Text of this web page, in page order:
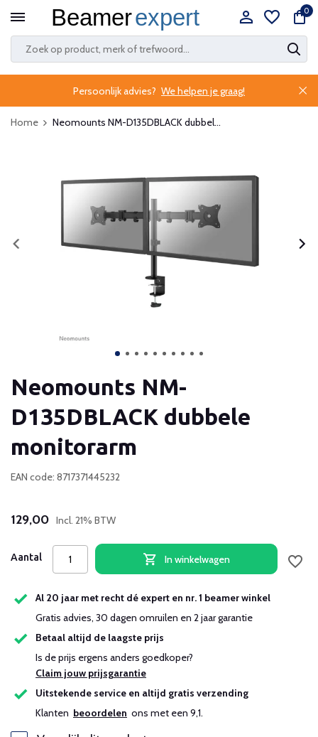
0
Persoonlijk advies? We helpen je graag!
Home Neomounts NM-D135DBLACK dubbel...
Neomounts NM-
D135DBLACK dubbele
monitorarm
EAN code: 8717371445232
129,00 Incl. 21% BTW
Aantal In winkelwagen
Al 20 jaar met recht dé expert en nr. 1 beamer winkel
Gratis advies, 30 dagen omruilen en 2 jaar garantie
Betaal altijd de laagste prijs
Is de prijs ergens anders goedkoper?
Claim jouw prijsgarantie
Uitstekende service en altijd gratis verzending
Klanten beoordelen ons met een 9,1.